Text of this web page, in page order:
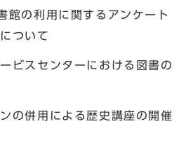
館の利用に関するアンケート
ついて
ビスセンターにおける図書の
の併用による歴史講座の開催